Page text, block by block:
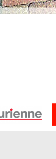
Chaque
besoin,
de
qui
remarquer